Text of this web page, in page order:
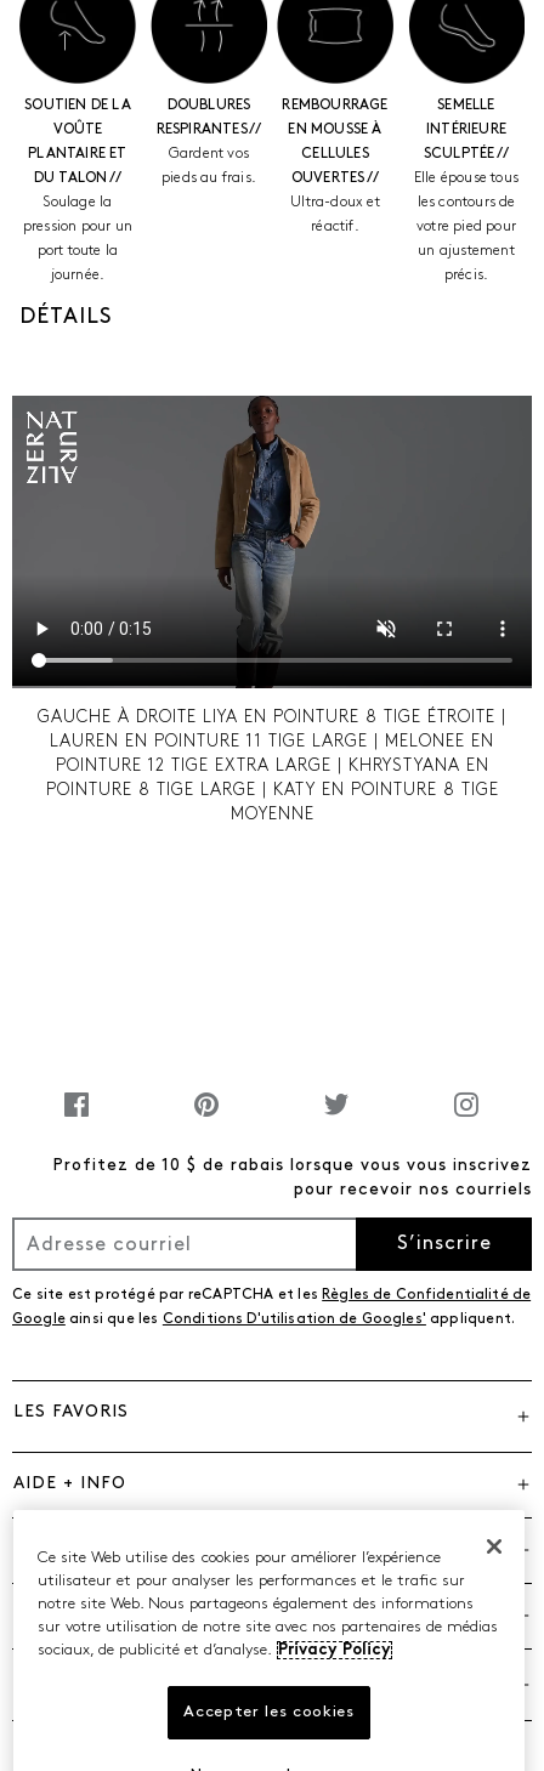
SOUTIEN DE LA
VOÛTE
PLANTAIRE ET
DU TALON //
Soulage la
pression pour un
port toute la
journée.
DOUBLURES
RESPIRANTES //
Gardent vos
pieds au frais.
REMBOURRAGE
EN MOUSSE À
CELLULES
OUVERTES //
Ultra-doux et
réactif.
SEMELLE
INTÉRIEURE
SCULPTÉE //
Elle épouse tous
les contours de
votre pied pour
un ajustement
précis.
DÉTAILS
GAUCHE À DROITE LIYA EN POINTURE 8 TIGE ÉTROITE |
LAUREN EN POINTURE 11 TIGE LARGE | MELONEE EN
POINTURE 12 TIGE EXTRA LARGE | KHRYSTYANA EN
POINTURE 8 TIGE LARGE | KATY EN POINTURE 8 TIGE
MOYENNE
Profitez de 10 $ de rabais lorsque vous vous inscrivez
pour recevoir nos courriels
S’inscrire
Ce site est protégé par reCAPTCHA et les Règles de Confidentialité de
Googleainsi que les Conditions D'utilisation de Googles' appliquent.
LES FAVORIS
AIDE + INFO
MARQUES
Ce site Web utilise des cookies pour améliorer l’expérience
utilisateur et pour analyser les performances et le trafic sur
notre site Web. Nous partageons également des informations
sur votre utilisation de notre site avec nos partenaires de médias
sociaux, de publicité et d’analyse. Privacy Policy
Accepter les cookies